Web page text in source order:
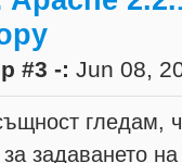
#3 -: Jun 08,
гледам,
за задаването